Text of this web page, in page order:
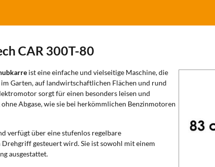
CAR 300T-80
ist eine einfache und vielseitige Maschine, die
Garten, auf landwirtschaftlichen Flächen und rund
sorgt für einen besonders leisen und
Abgase, wie sie bei herkömmlichen Benzinmotoren
verfügt über eine stufenlos regelbare
gesteuert wird. Sie ist sowohl mit einem
ausgestattet.